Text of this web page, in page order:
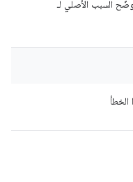
السبب الأصلي لـ